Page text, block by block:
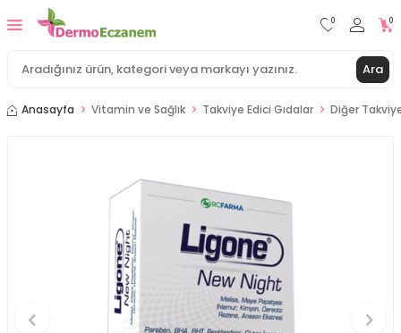
Ara
0 0
Anasayfa Vitamin ve Sağlık Takviye Edici Gıdalar Diğer